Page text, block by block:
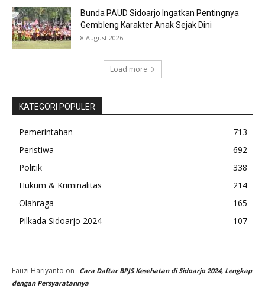
Bunda PAUD Sidoarjo Ingatkan Pentingnya
Gembleng Karakter Anak Sejak Dini
8 August 2026
Load more
KATEGORI POPULER
Pemerintahan
713
Peristiwa
692
Politik
338
Hukum & Kriminalitas
214
Olahraga
165
Pilkada Sidoarjo 2024
107
Fauzi Hariyanto on
Cara Daftar BPJS Kesehatan di Sidoarjo 2024, Lengkap
dengan Persyaratannya